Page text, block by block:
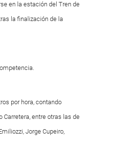
en la estación del Tren de
la finalización de la
por hora, contando
entre otras las de
Jorge Cupeiro,